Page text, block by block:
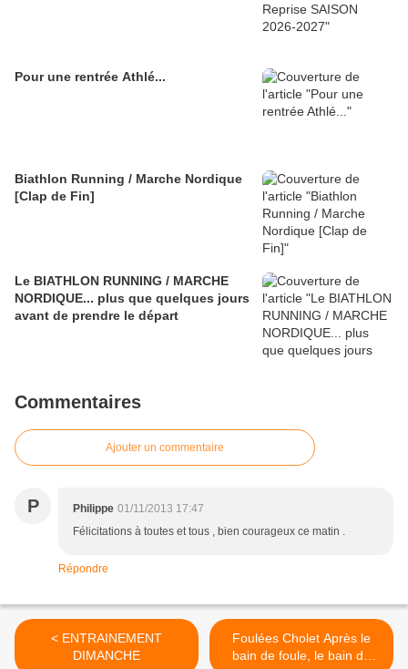
Pour une rentrée Athlé...
Biathlon Running / Marche Nordique
[Clap de Fin]
Le BIATHLON RUNNING / MARCHE
NORDIQUE... plus que quelques jours
avant de prendre le départ
Commentaires
Ajouter un commentaire
P Philippe 01/11/2013 17:47
Félicitations à toutes et tous , bien courageux ce matin .
Répondre
< ENTRAINEMENT
DIMANCHE
Foulées Cholet Après le
bain de foule, le bain de